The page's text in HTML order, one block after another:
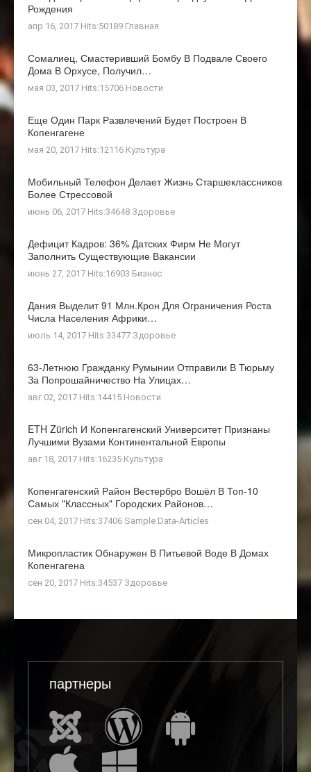
Рождения
апр 16, 2017 Hits:50189 Главная
Сомалиец, Смастеривший Бомбу В Подвале Своего
Дома В Орхусе, Получил…
мая 03, 2017 Hits:15706 Новости
Еще Один Парк Развлечений Будет Построен В
Копенгагене
мая 20, 2017 Hits:12116 Культура
Мобильный Телефон Делает Жизнь Старшеклассников
Более Стрессовой
июнь 06, 2017 Hits:34648 Здоровье
Дефицит Кадров: 36% Датских Фирм Не Могут
Заполнить Существующие Вакансии
июнь 27, 2017 Hits:16903 Бизнес
Дания Выделит 91 Млн.крон Для Ограничения Роста
Числа Населения Африки…
июль 14, 2017 Hits:33477 Здоровье
63-Летнюю Гражданку Румынии Отправили В Тюрьму
За Попрошайничество На Улицах…
авг 02, 2017 Hits:14415 Новости
ETH Zürich И Копенгагенский Университет Признаны
Лучшими Вузами Континентальной Европы
авг 18, 2017 Hits:16235 Культура
Копенгагенский Район Вестербро Вошёл В Топ-10
Самых "классных" Городских Районов…
сен 04, 2017 Hits:37406 Sample Data-Articles
Микропластик Обнаружен В Питьевой Воде В Домах
Копенгагена
сен 20, 2017 Hits:34537 Здоровье
партнеры